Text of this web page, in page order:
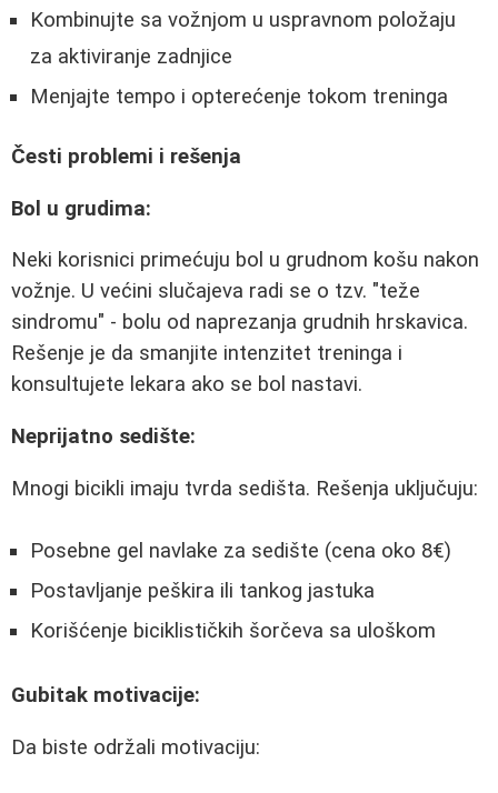
Kombinujte sa vožnjom u uspravnom položaju
za aktiviranje zadnjice
Menjajte tempo i opterećenje tokom treninga
Česti problemi i rešenja
Bol u grudima:
Neki korisnici primećuju bol u grudnom košu nakon
vožnje. U većini slučajeva radi se o tzv. "teže
sindromu" - bolu od naprezanja grudnih hrskavica.
Rešenje je da smanjite intenzitet treninga i
konsultujete lekara ako se bol nastavi.
Neprijatno sedište:
Mnogi bicikli imaju tvrda sedišta. Rešenja uključuju:
Posebne gel navlake za sedište (cena oko 8€)
Postavljanje peškira ili tankog jastuka
Korišćenje biciklističkih šorčeva sa uloškom
Gubitak motivacije:
Da biste održali motivaciju: